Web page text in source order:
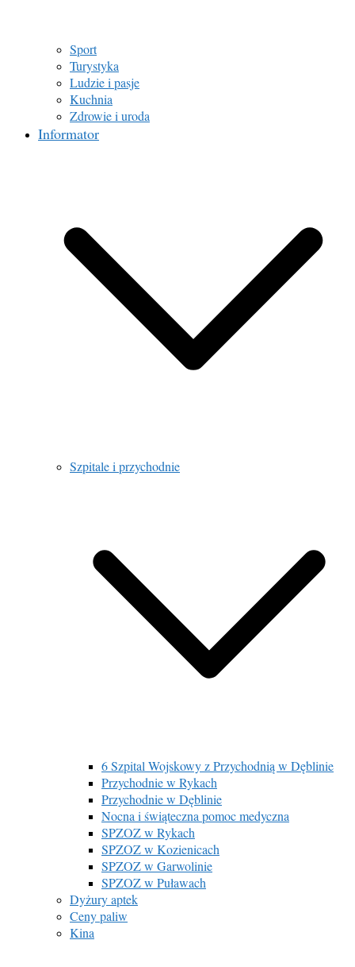
Sport
Turystyka
Ludzie i pasje
Kuchnia
Zdrowie i uroda
Informator
Szpitale i przychodnie
6 Szpital Wojskowy z Przychodnią w Dęblinie
Przychodnie w Rykach
Przychodnie w Dęblinie
Nocna i świąteczna pomoc medyczna
SPZOZ w Rykach
SPZOZ w Kozienicach
SPZOZ w Garwolinie
SPZOZ w Puławach
Dyżury aptek
Ceny paliw
Kina